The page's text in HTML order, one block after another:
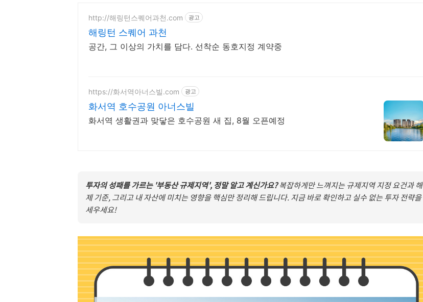
http://해링턴스퀘어과천.com 광고
해링턴 스퀘어 과천
공간, 그 이상의 가치를 담다. 선착순 동호지정 계약중
https://화서역아너스빌.com 광고
화서역 호수공원 아너스빌
화서역 생활권과 맞닿은 호수공원 새 집, 8월 오픈예정
투자의 성패를 가르는 '부동산 규제지역', 정말 알고 계신가요?복잡하게만 느껴지는 규제지역 지정 요건과 해
제 기준, 그리고 내 자산에 미치는 영향을 핵심만 정리해 드립니다. 지금 바로 확인하고 실수 없는 투자 전략을
세우세요!